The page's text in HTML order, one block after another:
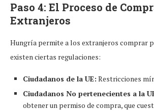
Paso 4: El Proceso de
Extranjeros
Hungría permite a los extranjeros comprar
existen ciertas regulaciones:
Ciudadanos de la UE: Restricciones
Ciudadanos No pertenecientes a la
obtener un permiso de compra, que